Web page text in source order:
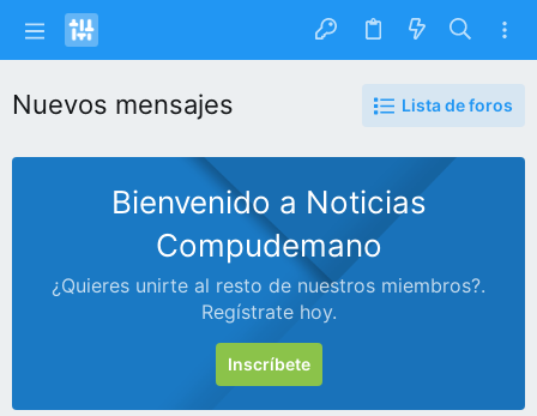
Nuevos mensajes Lista de foros
Bienvenido a Noticias
Compudemano
¿Quieres unirte al resto de nuestros miembros?.
Regístrate hoy.
Inscríbete